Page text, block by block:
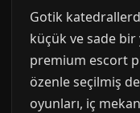
Gotik
küçük ve sade
premium escort
özenle seçilmiş
oyunları, iç